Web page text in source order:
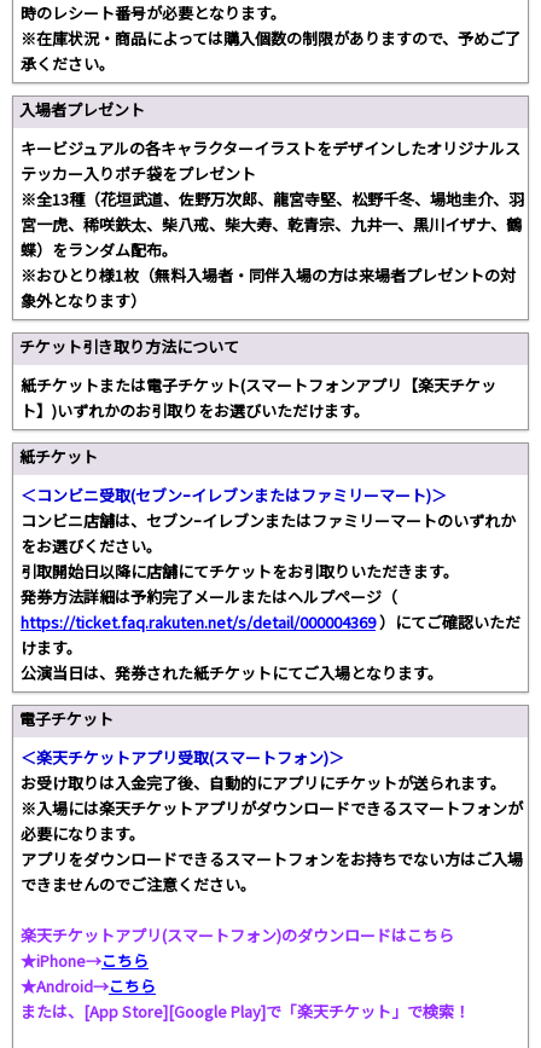
時のレシート番号が必要となります。
※在庫状況・商品によっては購入個数の制限がありますので、予めご了
承ください。
入場者プレゼント
キービジュアルの各キャラクターイラストをデザインしたオリジナルス
テッカー入りポチ袋をプレゼント
※全13種（花垣武道、佐野万次郎、龍宮寺堅、松野千冬、場地圭介、羽
宮一虎、稀咲鉄太、柴八戒、柴大寿、乾青宗、九井一、黒川イザナ、鶴
蝶）をランダム配布。
※おひとり様1枚（無料入場者・同伴入場の方は来場者プレゼントの対
象外となります）
チケット引き取り方法について
紙チケットまたは電子チケット(スマートフォンアプリ【楽天チケッ
ト】)いずれかのお引取りをお選びいただけます。
紙チケット
＜コンビニ受取(セブンｰイレブンまたはファミリーマート)＞
コンビニ店舗は、セブンｰイレブンまたはファミリーマートのいずれか
をお選びください。
引取開始日以降に店舗にてチケットをお引取りいただきます。
発券方法詳細は予約完了メールまたはヘルプページ（
https://ticket.faq.rakuten.net/s/detail/000004369）にてご確認いただ
けます。
公演当日は、発券された紙チケットにてご入場となります。
電子チケット
＜楽天チケットアプリ受取(スマートフォン)＞
お受け取りは入金完了後、自動的にアプリにチケットが送られます。
※入場には楽天チケットアプリがダウンロードできるスマートフォンが
必要になります。
アプリをダウンロードできるスマートフォンをお持ちでない方はご入場
できませんのでご注意ください。
楽天チケットアプリ(スマートフォン)のダウンロードはこちら
★iPhone→こちら
★Android→こちら
または、[App Store][Google Play]で「楽天チケット」で検索！